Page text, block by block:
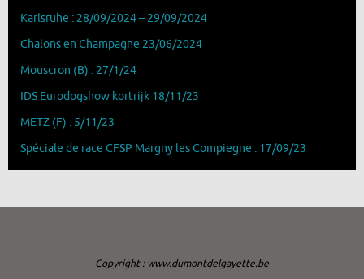
Karlsruhe : 28/09/2024 – 29/09/2024
Chalons en Champagne 23/06/2024
Mouscron (B) : 27/1/24
IDS Eurodogshow kortrijk 18/11/23
METZ (F) : 5/11/23
Spéciale de race CFSP Margny les Compiegne : 17/09/23
Copyright : www.dumontdelgayette.be